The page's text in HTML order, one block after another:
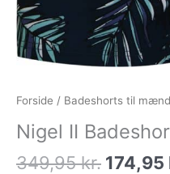
Forside / Badeshorts til mænd
Nigel II
349,95kr. 174,95